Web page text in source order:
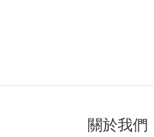
關於我